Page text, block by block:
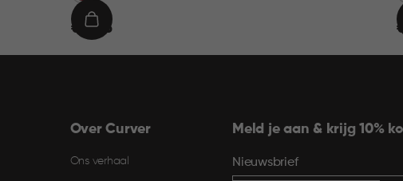
€€ 19,95
IN
€
Over Curver
Ons verhaal
Meld je aan & krijg 10%
Nieuwsbrief